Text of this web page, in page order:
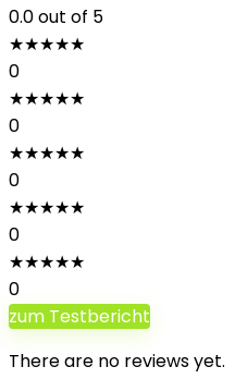
0.0out of 5
★★★★★
0
★★★★★
0
★★★★★
0
★★★★★
0
★★★★★
0
zum Testbericht
There are no reviews yet.